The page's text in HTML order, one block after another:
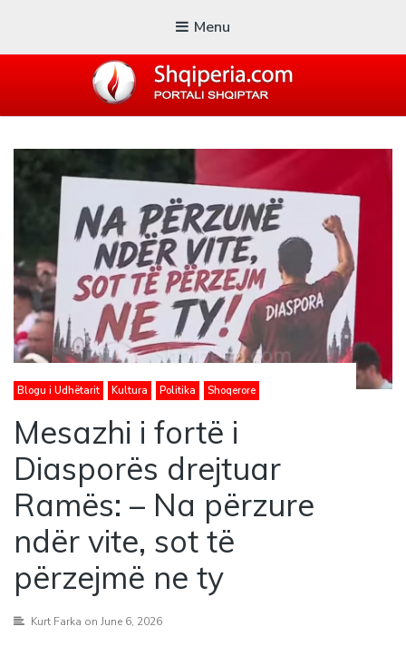
Menu
Blogu i ShqiperiaCom
Blogu i Udhëtarit Kultura Politika Shoqerore
Mesazhi i fortë i
Diasporës drejtuar
Ramës: – Na përzure
ndër vite, sot të
përzejmë ne ty
Kurt Farka on June 6, 2026